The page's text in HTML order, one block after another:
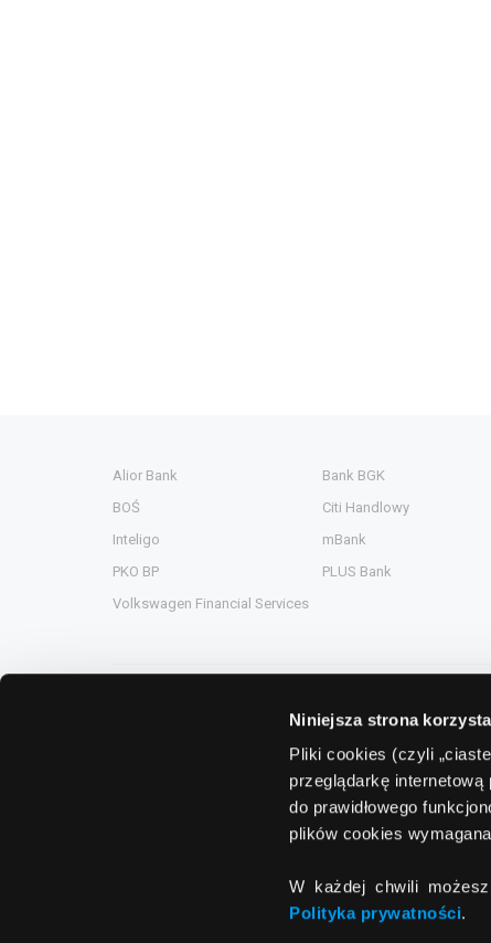
Niniejsza strona
Pliki cookies (czyli
przeglądarkę
do prawidłowego
plików cookies
W każdej chwili
Polityka prywatności.
Alior Bank Bank BGK
BOŚ
Citi Handlowy
Inteligo
mBank
PKO BP
PLUS Bank
Volkswagen Financial Services